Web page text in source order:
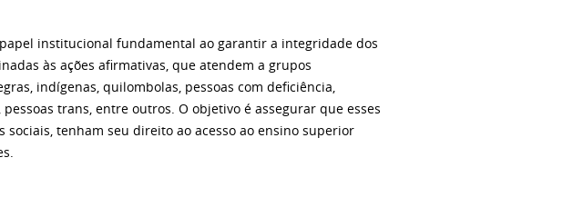
institucional fundamental ao garantir a integridade dos
às ações afirmativas, que atendem a grupos
indígenas, quilombolas, pessoas com deficiência,
trans, entre outros. O objetivo é assegurar que esses
tenham seu direito ao acesso ao ensino superior